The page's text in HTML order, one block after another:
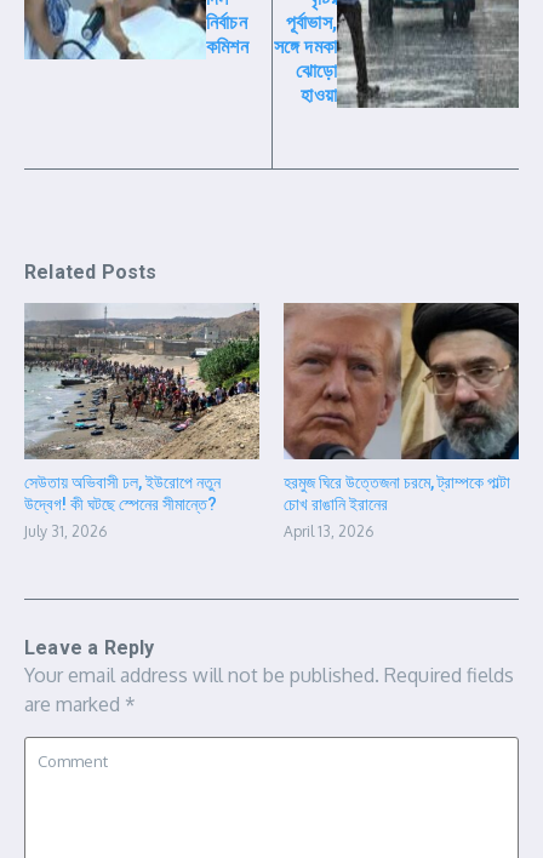
নির্বাচন
কমিশন
পূর্বাভাস,
সঙ্গে দমকা
ঝোড়ো
হাওয়া
Related Posts
সেউতায় অভিবাসী ঢল, ইউরোপে নতুন
উদ্বেগ! কী ঘটছে স্পেনের সীমান্তে?
July 31, 2026
হরমুজ ঘিরে উত্তেজনা চরমে, ট্রাম্পকে পাল্টা
চোখ রাঙানি ইরানের
April 13, 2026
Leave a Reply
Your email address will not be published. Required fields
are marked *